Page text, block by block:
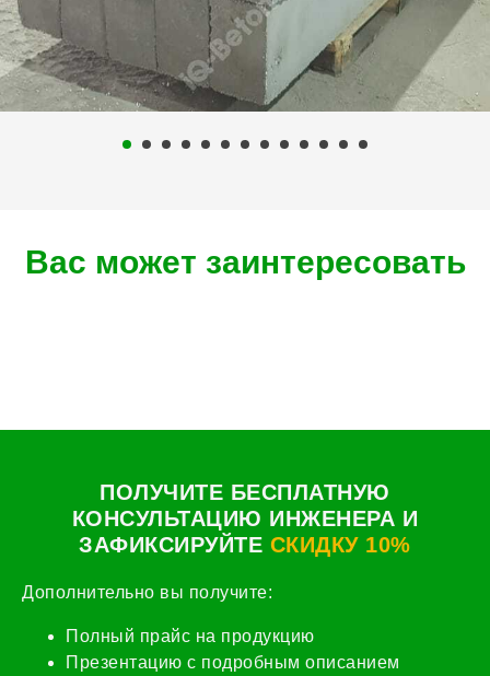
Вас может заинтересовать
ПОЛУЧИТЕ БЕСПЛАТНУЮ
КОНСУЛЬТАЦИЮ ИНЖЕНЕРА И
ЗАФИКСИРУЙТЕ СКИДКУ 10%
Дополнительно вы получите:
Полный прайс на продукцию
Презентацию с подробным описанием